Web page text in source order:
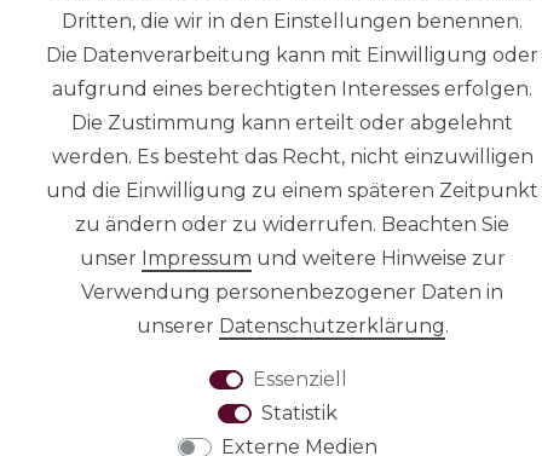
Dritten, die wir in den Einstellungen benennen.
Die Datenverarbeitung kann mit Einwilligung oder
aufgrund eines berechtigten Interesses erfolgen.
Die Zustimmung kann erteilt oder abgelehnt
werden. Es besteht das Recht, nicht einzuwilligen
und die Einwilligung zu einem späteren Zeitpunkt
zu ändern oder zu widerrufen. Beachten Sie
unser Impressum und weitere Hinweise zur
Verwendung personenbezogener Daten in
unserer Daten­schutz­erklärung.
Essenziell
Statistik
Externe Medien
AGB
Widerrufs­recht